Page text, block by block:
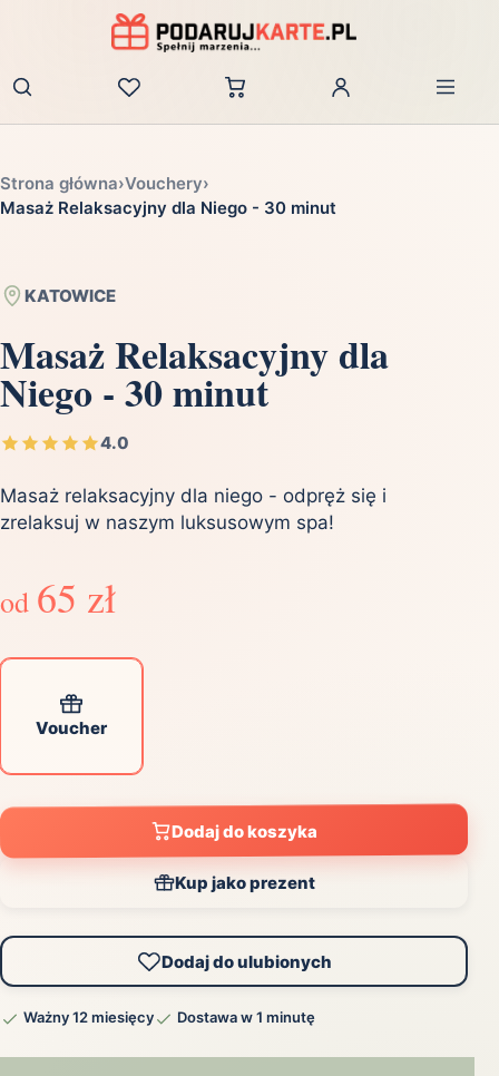
Zaloguj
Strona główna›Vouchery›
Masaż Relaksacyjny dla Niego - 30 minut
KATOWICE
Masaż Relaksacyjny dla
Niego - 30 minut
4.0
Masaż relaksacyjny dla niego - odpręż się i
zrelaksuj w naszym luksusowym spa!
od 65 zł
Voucher
Dodaj do koszyka
Kup jako prezent
Dodaj do ulubionych
Ważny 12 miesięcy Dostawa w 1 minutę